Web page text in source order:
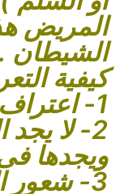
المريض
الشيطان .
كيفية
1- اعتراف الجن بذلك
2- لا
ويجدها
3- شعور